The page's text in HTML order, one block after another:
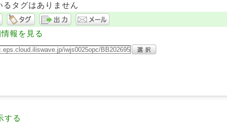
るタグはありません
報を見る
する